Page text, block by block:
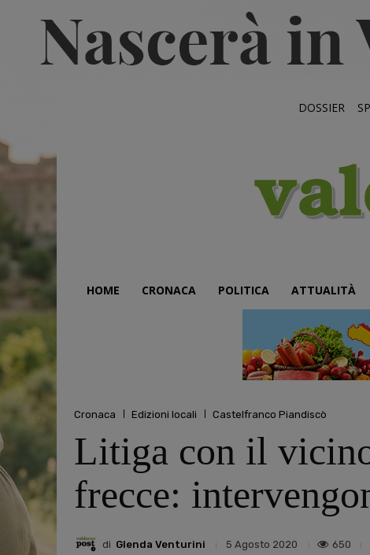
DOSSIER
HOME CRONACA POLITICA ATTUALITÀ
Cronaca Edizioni locali Castelfranco Piandiscò
Litiga con il
frecce:
di Glenda Venturini 5 Agosto 2020 650